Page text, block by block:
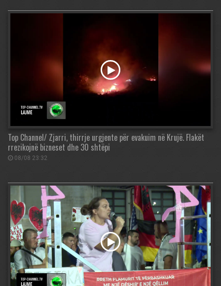
Top Channel/ Zjarri, thirrje urgjente për evakuim në Krujë. Flakët
rrezikojnë bizneset dhe 30 shtëpi
08/08 23:32